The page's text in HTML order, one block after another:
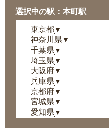
選択中の駅：本町駅
東京都▼
神奈川県 ▼
千葉県 ▼
埼玉県 ▼
大阪府▼
兵庫県 ▼
京都府▼
宮城県 ▼
愛知県 ▼